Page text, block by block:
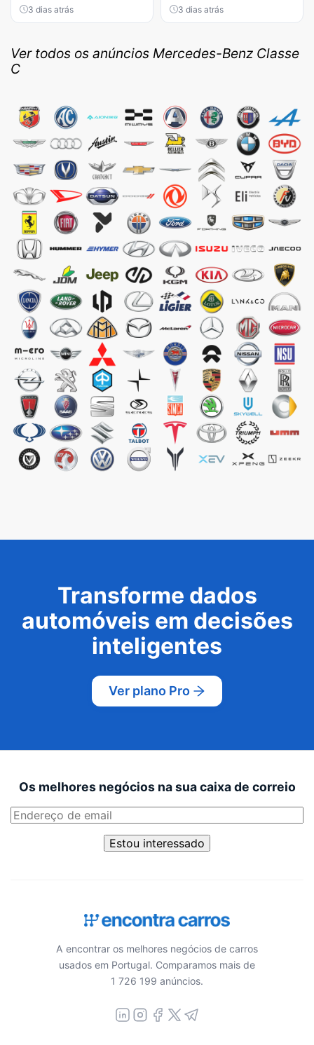
3 dias atrás 3 dias atrás
Ver todos os anúncios Mercedes-Benz Classe
C
Transforme dados
automóveis em decisões
inteligentes
Ver plano Pro
Os melhores negócios na sua caixa de correio
Estou interessado
A encontrar os melhores negócios de carros
usados em Portugal. Comparamos mais de
1 726 199 anúncios.